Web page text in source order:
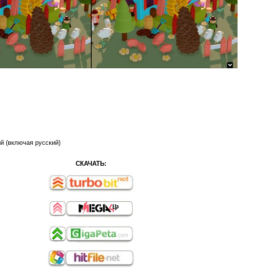
(включая русский)
СКАЧАТЬ: